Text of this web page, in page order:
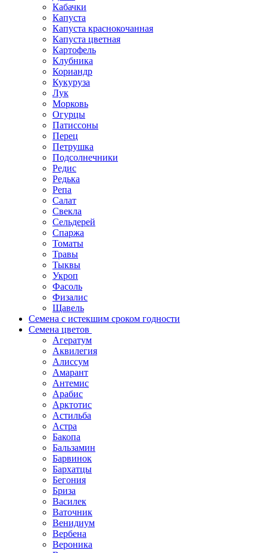
Кабачки
Капуста
Капуста краснокочанная
Капуста цветная
Картофель
Клубника
Кориандр
Кукуруза
Лук
Морковь
Огурцы
Патиссоны
Перец
Петрушка
Подсолнечники
Редис
Редька
Репа
Салат
Свекла
Сельдерей
Спаржа
Томаты
Травы
Тыквы
Укроп
Фасоль
Физалис
Щавель
Семена с истекшим сроком годности
Семена цветов
Агератум
Аквилегия
Алиссум
Амарант
Антемис
Арабис
Арктотис
Астильба
Астра
Бакопа
Бальзамин
Барвинок
Бархатцы
Бегония
Бриза
Василек
Ваточник
Венидиум
Вербена
Вероника